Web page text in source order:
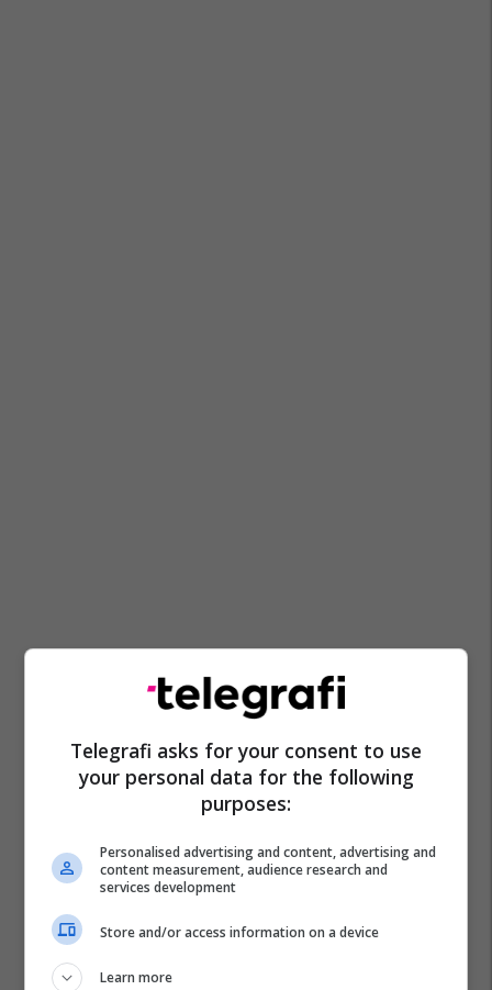
Telegrafi asks for your consent to use
your personal data for the following
purposes:
Personalised advertising and content, advertising and
content measurement, audience research and
services development
Store and/or access information on a device
Learn more